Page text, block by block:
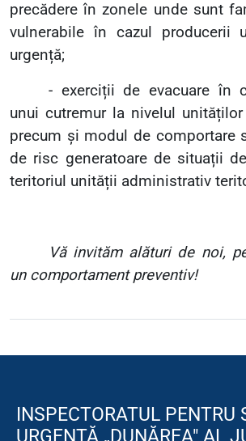
precădere în zonele unde sunt
vulnerabile în cazul producerii
urgență;
- exerciții de evacuare în
unui cutremur la nivelul
precum și modul de comportare
de risc generatoare de situații
teritoriul unității administrativ
Vă invităm alături de noi,
un comportament preventiv!
INSPECTORATUL PENTRU